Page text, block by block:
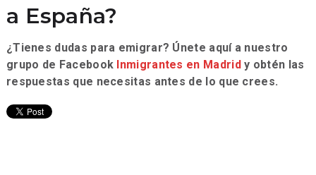
a España?
¿Tienes dudas para emigrar? Únete aquí a nuestro
grupo de Facebook Inmigrantes en Madridy obtén las
respuestas que necesitas antes de lo que crees.